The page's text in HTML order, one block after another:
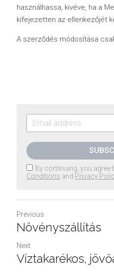
használhassa, kivéve, ha a
kifejezetten az ellenkezőjét
A szerződés módosítása
By continuing, you agree
Conditions and Privacy
Previous
Növényszállítás
Next
Víz­takarékos,